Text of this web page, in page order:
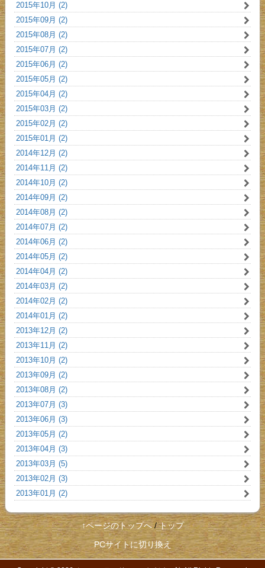
2015年10月 (2)
2015年09月 (2)
2015年08月 (2)
2015年07月 (2)
2015年06月 (2)
2015年05月 (2)
2015年04月 (2)
2015年03月 (2)
2015年02月 (2)
2015年01月 (2)
2014年12月 (2)
2014年11月 (2)
2014年10月 (2)
2014年09月 (2)
2014年08月 (2)
2014年07月 (2)
2014年06月 (2)
2014年05月 (2)
2014年04月 (2)
2014年03月 (2)
2014年02月 (2)
2014年01月 (2)
2013年12月 (2)
2013年11月 (2)
2013年10月 (2)
2013年09月 (2)
2013年08月 (2)
2013年07月 (3)
2013年06月 (3)
2013年05月 (2)
2013年04月 (3)
2013年03月 (5)
2013年02月 (3)
2013年01月 (2)
↑ページのトップへ/トップ
PCサイトに切り換え